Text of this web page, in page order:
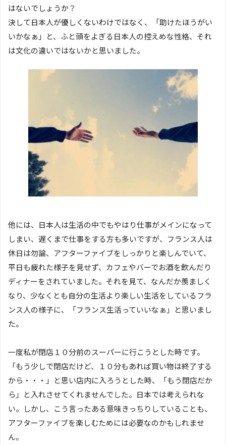
はないでしょうか？
決して日本人が優しくないわけではなく、「助けたほうがい
いかなぁ」と、ふと頭をよぎる日本人の控えめな性格、それ
は文化の違いではないかと思いました。
他には、日本人は生活の中でもやはり仕事がメインになって
しまい、遅くまで仕事をする方も多いですが、フランス人は
休日は勿論、アフターファイブをしっかりと楽しんでいて、
平日も疲れた様子を見せず、カフェやバーでお酒を飲んだり
ディナーをされていました。それを見て、なんだか羨ましく
なり、少なくとも自分の生活より楽しい生活をしているフラ
ンス人の様子に、「フランス生活っていいなぁ」と思いまし
た。
一度私が閉店１０分前のスーパーに行こうとした時です。
「もう少しで閉店だけど、１０分もあれば買い物は終了する
から・・・」と思い店内に入ろうとした時、「もう閉店だか
ら」と入れさせてくれませんでした。日本では考えられな
い。しかし、こう言ったある意味きっちりしていることも、
アフターファイブを楽しむためには必要なのかもしれませ
ん。